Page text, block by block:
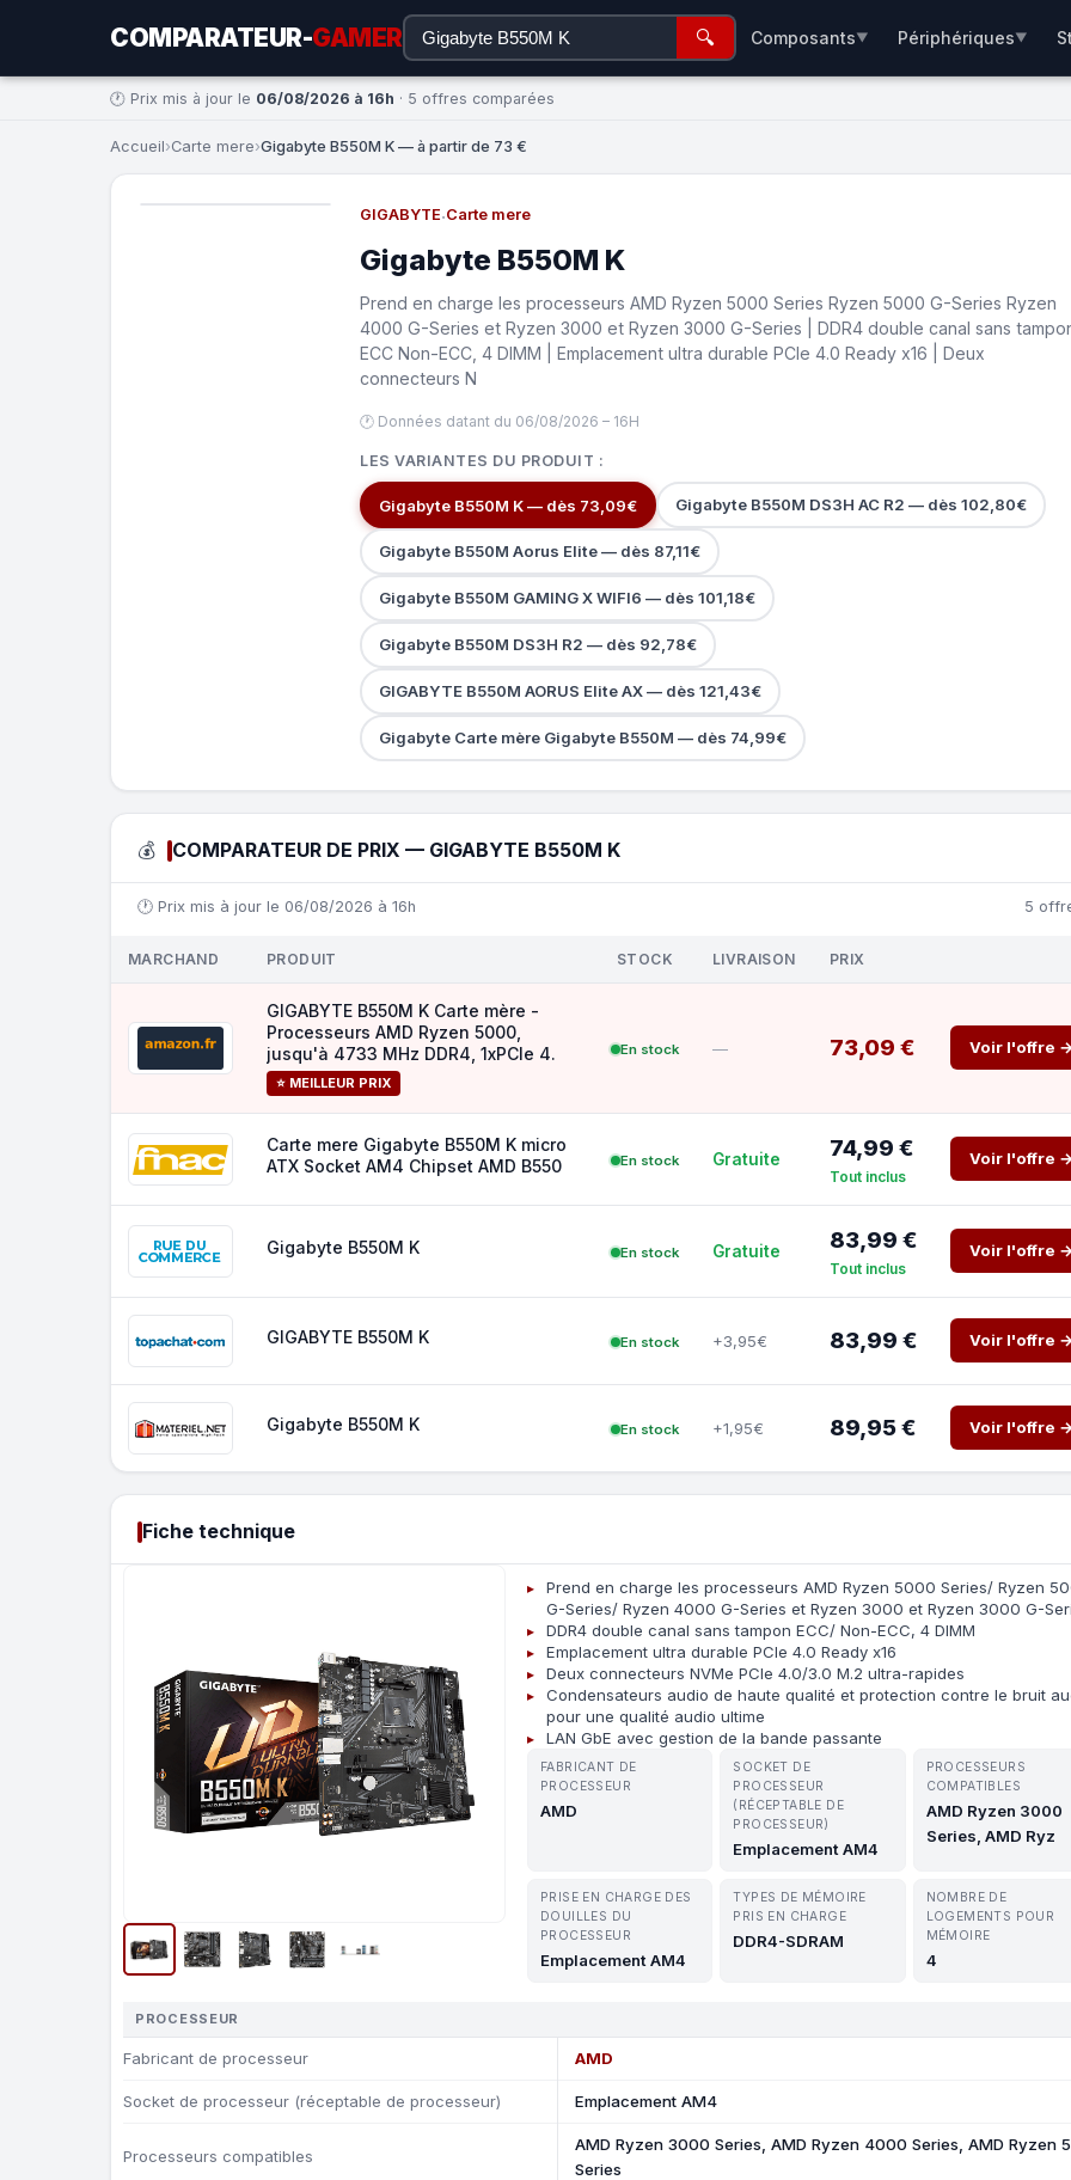
COMPARATEUR-GAMER 🔍 Composants▼ Périphériques▼
🕐 Prix mis à jour le 06/08/2026 à 16h · 5 offres comparées
Accueil›Carte mere›Gigabyte B550M K — à partir de 73 €
GIGABYTE·Carte mere
Gigabyte B550M K
Prend en charge les processeurs AMD Ryzen 5000 Series Ryzen 5000 G-Series Ryzen
4000 G-Series et Ryzen 3000 et Ryzen 3000 G-Series | DDR4 double canal sans
ECC Non-ECC, 4 DIMM | Emplacement ultra durable PCIe 4.0 Ready x16 | Deux
connecteurs N
🕐 Données datant du 06/08/2026 – 16H
LES VARIANTES DU PRODUIT :
Gigabyte B550M K — dès 73,09€ Gigabyte B550M DS3H AC R2 — dès 102,80€
Gigabyte B550M Aorus Elite — dès 87,11€
Gigabyte B550M GAMING X WIFI6 — dès 101,18€
Gigabyte B550M DS3H R2 — dès 92,78€
GIGABYTE B550M AORUS Elite AX — dès 121,43€
Gigabyte Carte mère Gigabyte B550M — dès 74,99€
💰 COMPARATEUR DE PRIX — GIGABYTE B550M K
🕐 Prix mis à jour le 06/08/2026 à 16h 5
MARCHAND PRODUIT STOCK LIVRAISON PRIX
GIGABYTE B550M K Carte mère -
Processeurs AMD Ryzen 5000,
jusqu'à 4733 MHz DDR4, 1xPCIe 4.
⭐ MEILLEUR PRIX
En stock — 73,09 € Voir l'offre
Carte mere Gigabyte B550M K micro
ATX Socket AM4 Chipset AMD B550
En stock Gratuite 74,99 €
Tout inclus
Voir l'offre
Gigabyte B550M K En stock Gratuite 83,99 €
Tout inclus
Voir l'offre
GIGABYTE B550M K En stock +3,95€ 83,99 € Voir l'offre
Gigabyte B550M K En stock +1,95€ 89,95 € Voir l'offre
Fiche technique
Prend en charge les processeurs AMD Ryzen 5000 Series/ Ryzen
G-Series/ Ryzen 4000 G-Series et Ryzen 3000 et Ryzen 3000 G-
DDR4 double canal sans tampon ECC/ Non-ECC, 4 DIMM
Emplacement ultra durable PCIe 4.0 Ready x16
Deux connecteurs NVMe PCIe 4.0/3.0 M.2 ultra-rapides
Condensateurs audio de haute qualité et protection contre le bruit
pour une qualité audio ultime
LAN GbE avec gestion de la bande passante
FABRICANT DE
PROCESSEUR
AMD
SOCKET DE
PROCESSEUR
(RÉCEPTABLE DE
PROCESSEUR)
Emplacement AM4
PROCESSEURS
COMPATIBLES
AMD Ryzen 3000
Series, AMD Ryz
PRISE EN CHARGE DES
DOUILLES DU
PROCESSEUR
Emplacement AM4
TYPES DE MÉMOIRE
PRIS EN CHARGE
DDR4-SDRAM
NOMBRE DE
LOGEMENTS POUR
MÉMOIRE
4
PROCESSEUR
Fabricant de processeur AMD
Socket de processeur (réceptable de processeur) Emplacement AM4
Processeurs compatibles
AMD Ryzen 3000 Series, AMD Ryzen 4000 Series, AMD Ryzen
Series